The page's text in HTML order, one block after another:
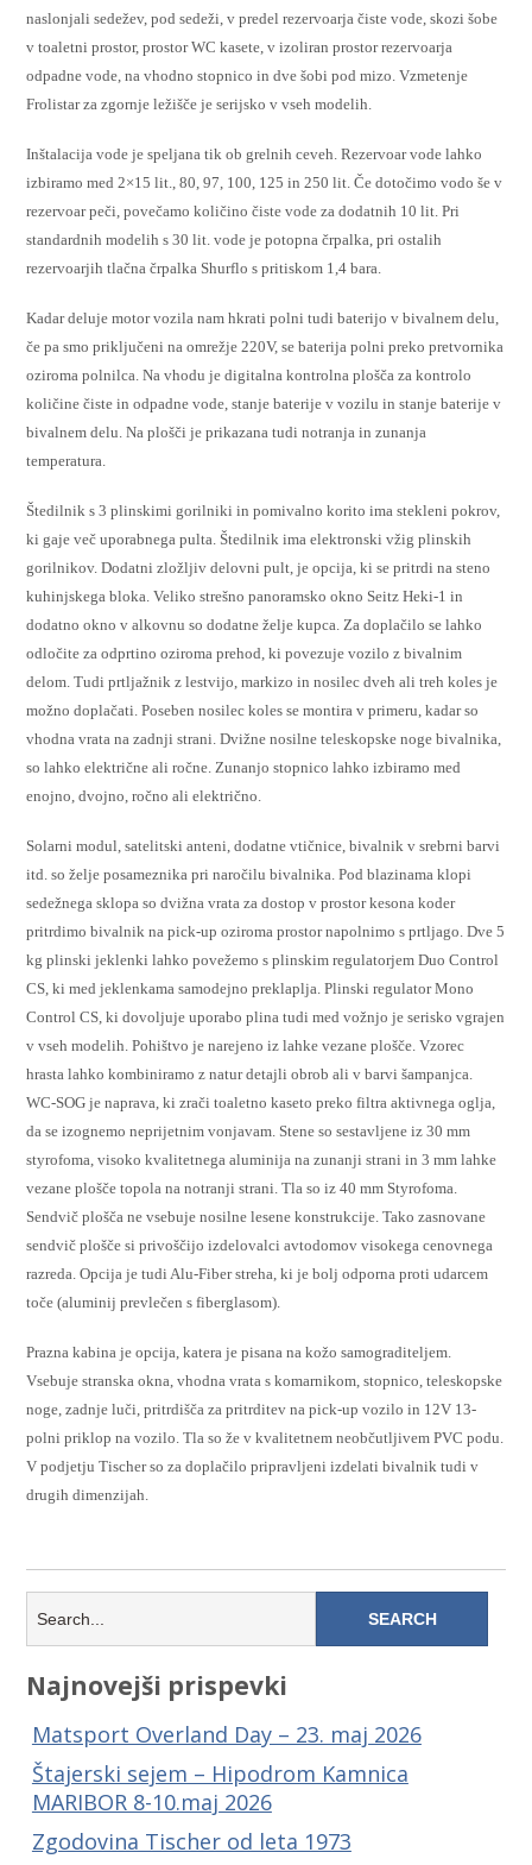
naslonjali sedežev, pod sedeži, v predel rezervoarja čiste vode, skozi šobe
v toaletni prostor, prostor WC kasete, v izoliran prostor rezervoarja
odpadne vode, na vhodno stopnico in dve šobi pod mizo. Vzmetenje
Frolistar za zgornje ležišče je serijsko v vseh modelih.
Inštalacija vode je speljana tik ob grelnih ceveh. Rezervoar vode lahko
izbiramo med 2×15 lit., 80, 97, 100, 125 in 250 lit. Če dotočimo vodo še v
rezervoar peči, povečamo količino čiste vode za dodatnih 10 lit. Pri
standardnih modelih s 30 lit. vode je potopna črpalka, pri ostalih
rezervoarjih tlačna črpalka Shurflo s pritiskom 1,4 bara.
Kadar deluje motor vozila nam hkrati polni tudi baterijo v bivalnem delu,
če pa smo priključeni na omrežje 220V, se baterija polni preko pretvornika
oziroma polnilca. Na vhodu je digitalna kontrolna plošča za kontrolo
količine čiste in odpadne vode, stanje baterije v vozilu in stanje baterije v
bivalnem delu. Na plošči je prikazana tudi notranja in zunanja
temperatura.
Štedilnik s 3 plinskimi gorilniki in pomivalno korito ima stekleni pokrov,
ki gaje več uporabnega pulta. Štedilnik ima elektronski vžig plinskih
gorilnikov. Dodatni zložljiv delovni pult, je opcija, ki se pritrdi na steno
kuhinjskega bloka. Veliko strešno panoramsko okno Seitz Heki-1 in
dodatno okno v alkovnu so dodatne želje kupca. Za doplačilo se lahko
odločite za odprtino oziroma prehod, ki povezuje vozilo z bivalnim
delom. Tudi prtljažnik z lestvijo, markizo in nosilec dveh ali treh koles je
možno doplačati. Poseben nosilec koles se montira v primeru, kadar so
vhodna vrata na zadnji strani. Dvižne nosilne teleskopske noge bivalnika,
so lahko električne ali ročne. Zunanjo stopnico lahko izbiramo med
enojno, dvojno, ročno ali električno.
Solarni modul, satelitski anteni, dodatne vtičnice, bivalnik v srebrni barvi
itd. so želje posameznika pri naročilu bivalnika. Pod blazinama klopi
sedežnega sklopa so dvižna vrata za dostop v prostor kesona koder
pritrdimo bivalnik na pick-up oziroma prostor napolnimo s prtljago. Dve 5
kg plinski jeklenki lahko povežemo s plinskim regulatorjem Duo Control
CS, ki med jeklenkama samodejno preklaplja. Plinski regulator Mono
Control CS, ki dovoljuje uporabo plina tudi med vožnjo je serisko vgrajen
v vseh modelih. Pohištvo je narejeno iz lahke vezane plošče. Vzorec
hrasta lahko kombiniramo z natur detajli obrob ali v barvi šampanjca.
WC-SOG je naprava, ki zrači toaletno kaseto preko filtra aktivnega oglja,
da se izognemo neprijetnim vonjavam. Stene so sestavljene iz 30 mm
styrofoma, visoko kvalitetnega aluminija na zunanji strani in 3 mm lahke
vezane plošče topola na notranji strani. Tla so iz 40 mm Styrofoma.
Sendvič plošča ne vsebuje nosilne lesene konstrukcije. Tako zasnovane
sendvič plošče si privoščijo izdelovalci avtodomov visokega cenovnega
razreda. Opcija je tudi Alu-Fiber streha, ki je bolj odporna proti udarcem
toče (aluminij prevlečen s fiberglasom).
Prazna kabina je opcija, katera je pisana na kožo samograditeljem.
Vsebuje stranska okna, vhodna vrata s komarnikom, stopnico, teleskopske
noge, zadnje luči, pritrdišča za pritrditev na pick-up vozilo in 12V 13-
polni priklop na vozilo. Tla so že v kvalitetnem neobčutljivem PVC podu.
V podjetju Tischer so za doplačilo pripravljeni izdelati bivalnik tudi v
drugih dimenzijah.
Najnovejši prispevki
Matsport Overland Day – 23. maj 2026
Štajerski sejem – Hipodrom Kamnica
MARIBOR 8-10.maj 2026
Zgodovina Tischer od leta 1973